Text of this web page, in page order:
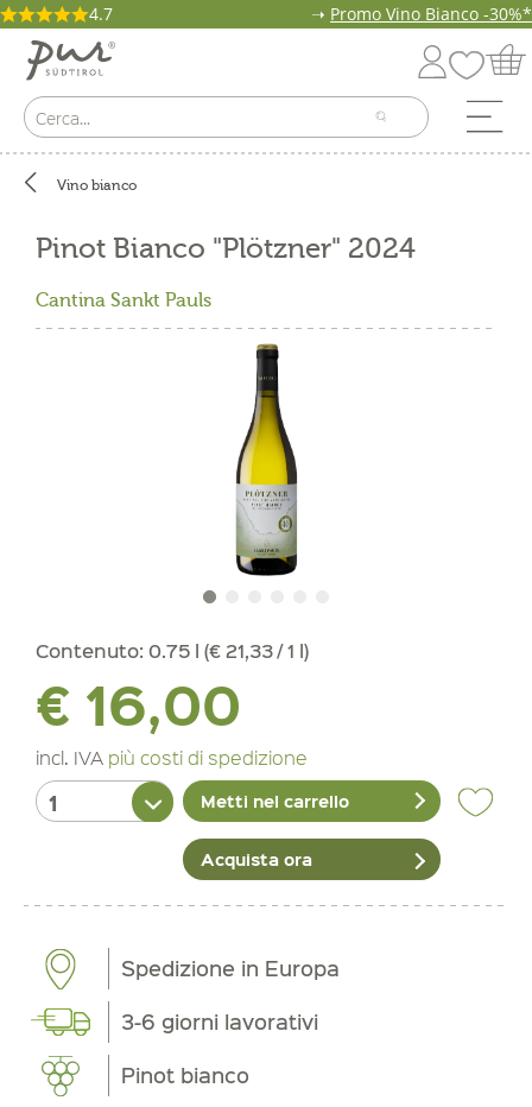
4.7 ➝ Promo Vino Bianco -30%*
Vino bianco
Pinot Bianco "Plötzner" 2024
Cantina Sankt Pauls
Contenuto: 0.75 l (€ 21,33 / 1 l)
€ 16,00
incl. IVA più costi di spedizione
Metti nel carrello
Acquista ora
Spedizione in Europa
3-6 giorni lavorativi
Pinot bianco